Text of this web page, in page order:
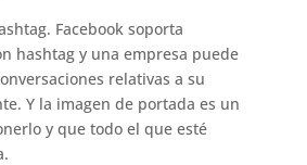
Facebook soporta
hashtag y una empresa puede
relativas a su
Y la imagen de portada es un
y que todo el que esté